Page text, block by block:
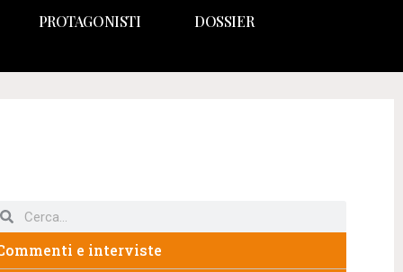
PROTAGONISTI DOSSIER
e interviste